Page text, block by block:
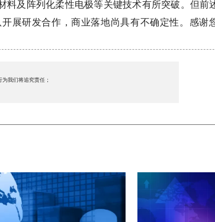
料及阵列化柔性电极等关键技术有所突破。但前
展研发合作，商业落地尚具有不确定性。感谢
我们将追究责任；